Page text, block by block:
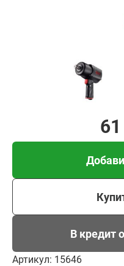
В кредит
Артикул: 15646
мес